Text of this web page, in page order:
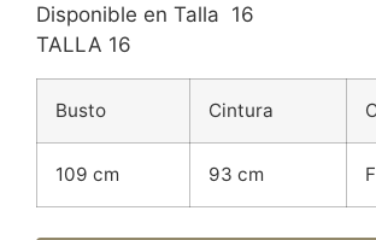
Disponible en Talla 16
TALLA 16
Busto Cintura
109 cm 93 cm